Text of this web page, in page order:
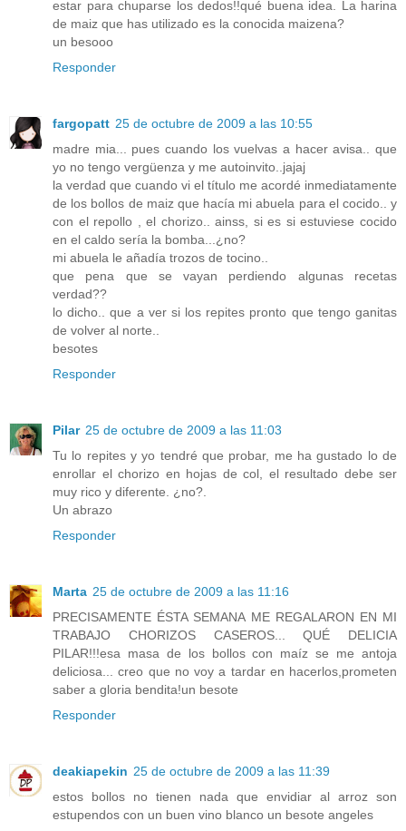
estar para chuparse los dedos!!qué buena idea. La harina
de maiz que has utilizado es la conocida maizena?
un besooo
Responder
fargopatt 25 de octubre de 2009 a las 10:55
madre mia... pues cuando los vuelvas a hacer avisa.. que
yo no tengo vergüenza y me autoinvito..jajaj
la verdad que cuando vi el título me acordé inmediatamente
de los bollos de maiz que hacía mi abuela para el cocido.. y
con el repollo , el chorizo.. ainss, si es si estuviese cocido
en el caldo sería la bomba...¿no?
mi abuela le añadía trozos de tocino..
que pena que se vayan perdiendo algunas recetas
verdad??
lo dicho.. que a ver si los repites pronto que tengo ganitas
de volver al norte..
besotes
Responder
Pilar 25 de octubre de 2009 a las 11:03
Tu lo repites y yo tendré que probar, me ha gustado lo de
enrollar el chorizo en hojas de col, el resultado debe ser
muy rico y diferente. ¿no?.
Un abrazo
Responder
Marta 25 de octubre de 2009 a las 11:16
PRECISAMENTE ÉSTA SEMANA ME REGALARON EN MI
TRABAJO CHORIZOS CASEROS... QUÉ DELICIA
PILAR!!!esa masa de los bollos con maíz se me antoja
deliciosa... creo que no voy a tardar en hacerlos,prometen
saber a gloria bendita!un besote
Responder
deakiapekin 25 de octubre de 2009 a las 11:39
estos bollos no tienen nada que envidiar al arroz son
estupendos con un buen vino blanco un besote angeles